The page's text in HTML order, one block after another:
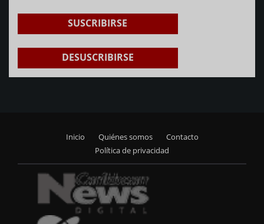
SUSCRIBIRSE
DESUSCRIBIRSE
menu
Inicio Quiénes somos
Contacto
Política de privacidad